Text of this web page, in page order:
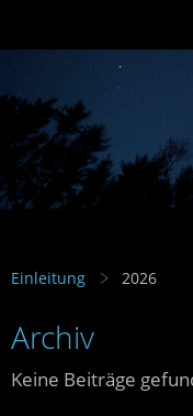
Einleitung 2026
Archiv
Keine Beiträge